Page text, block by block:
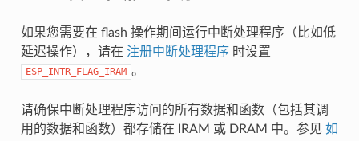
如果您需要在 flash 操作期间运行中断处理程序（比如低
延迟操作），请在 注册中断处理程序 时设置
ESP_INTR_FLAG_IRAM 。
请确保中断处理程序访问的所有数据和函数（包括其调
用的数据和函数）都存储在 IRAM 或 DRAM 中。参见 如